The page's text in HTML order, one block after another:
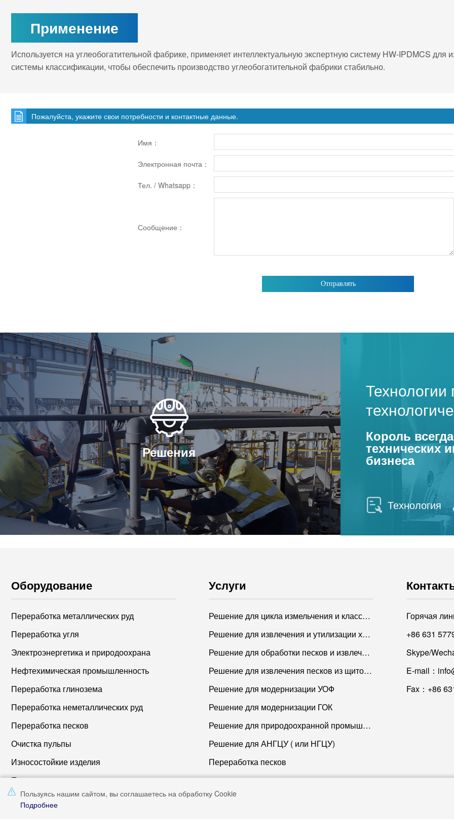
Применение
Используется на углеобогатительной фабрике, применяет интеллектуальную экспертную систему HW-IPDMCS
системы классификации, чтобы обеспечить производство углеобогатительной фабрики стабильно.
Пожалуйста, укажите свои потребности и контактные данные.
Имя：
Электронная почта：
Тел. / Whatsapp：
Сообщение：
Решения
Технологии
Король
технических
бизнеса
Технология
Оборудование
Переработка металлических руд
Переработка угля
Электроэнергетика и природоохрана
Нефтехимическая промышленность
Переработка глинозема
Переработка неметаллических руд
Переработка песков
Очистка пульпы
Износостойкие изделия
Прочие продукции
Услуги
Решение для цикла измельчения и классификации
Решение для извлечения и утилизации хвостов
Решение для обработки песков и извлечения мелких песков
Решение для извлечения песков из щитового раствора
Решение для модернизации УОФ
Решение для модернизации ГОК
Решение для природоохранной промышленности
Решение для АНГЦУ ( или НГЦУ)
Переработка песков
Горячая
+86 631
Skype/
E-mail：
Fax：+86
Пользуясь нашим сайтом, вы соглашаетесь на обработку Cookie
Подробнее